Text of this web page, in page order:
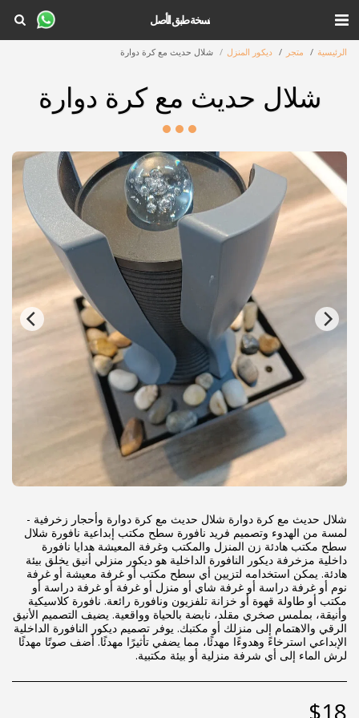
نسخة طبق الأصل
الرئيسية متجر ديكور المنزل شلال حديث مع كرة دوارة
شلال حديث مع كرة دوارة
شلال حديث مع كرة دوارة شلال حديث مع كرة دوارة وأحجار زخرفية -
لمسة من الهدوء وتصميم فريد نافورة سطح مكتب إبداعية نافورة شلال
سطح مكتب هادئة زن المنزل والمكتب وغرفة المعيشة هدايا نافورة
داخلية مزخرفة ديكور النافورة الداخلية هو ديكور منزلي أنيق يخلق بيئة
هادئة. يمكن استخدامه لتزيين أي سطح مكتب أو غرفة معيشة أو غرفة
نوم أو غرفة دراسة أو غرفة شاي أو منزل أو غرفة أو غرفة دراسة أو
مكتب أو طاولة قهوة أو خزانة تلفزيون ونافورة رائعة. نافورة كلاسيكية
وأنيقة، بملمس صخري مقلد، نابضة بالحياة وواقعية. يضيف التصميم الأنيق
الرقي والاهتمام إلى منزلك أو مكتبك. يوفر تصميم ديكور النافورة الداخلية
الإبداعي استرخاءً وهدوءًا مهدئًا، مما يضفي تأثيرًا مهدئًا. أضف صوتًا مهدئًا
لرش الماء إلى أي شرفة منزلية أو بيئة مكتبية.
$18